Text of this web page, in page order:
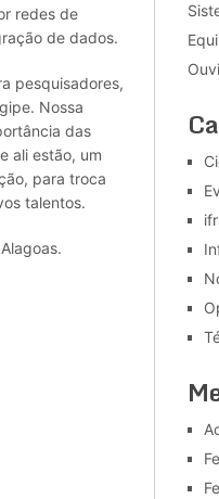
redes de
de dados.
pesquisadores,
Nossa
das
ali estão, um
para troca
talentos.